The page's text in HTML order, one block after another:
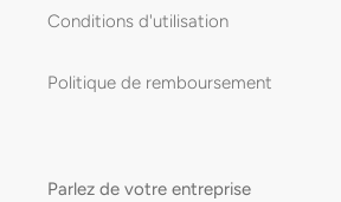
Conditions d'utilisation
Politique de remboursement
Parlez de votre entreprise